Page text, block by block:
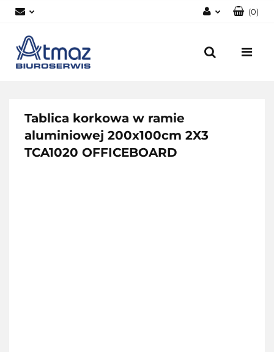
Zarejestruj się
(0)
Tablica korkowa w ramie
aluminiowej 200x100cm 2X3
TCA1020 OFFICEBOARD